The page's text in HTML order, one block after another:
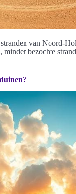
van Noord-
bezochte